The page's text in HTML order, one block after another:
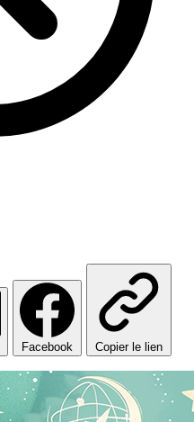
Facebook Copier le lien